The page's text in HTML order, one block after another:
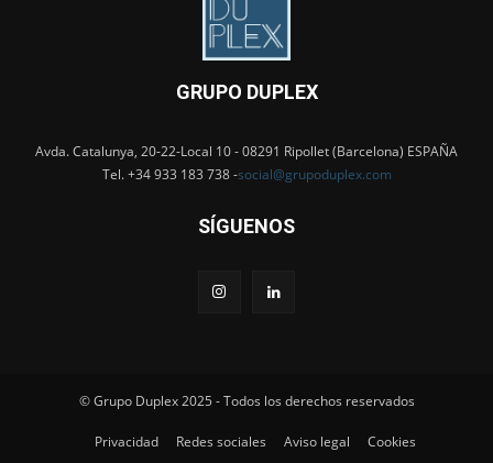
GRUPO DUPLEX
Avda. Catalunya, 20-22-Local 10 - 08291 Ripollet (Barcelona) ESPAÑA
Tel. +34 933 183 738 -social@grupoduplex.com
SÍGUENOS
© Grupo Duplex 2025 - Todos los derechos reservados
Privacidad Redes sociales Aviso legal Cookies